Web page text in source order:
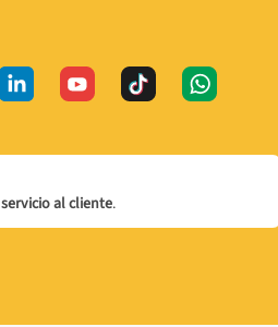
servicio al cliente.